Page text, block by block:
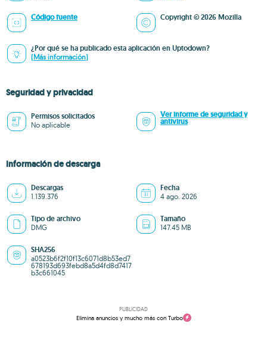
Código fuente Copyright © 2026 Mozilla
¿Por qué se ha publicado esta aplicación en Uptodown?
(Más información)
Seguridad y privacidad
Permisos solicitados
No aplicable
Ver informe de seguridad y
antivirus
Información de descarga
Descargas
1.139.376
Fecha
4 ago. 2026
Tipo de archivo
DMG
Tamaño
147.45 MB
SHA256
a0523b6f2f10f13c6071d8b53ed7
678193d693febd8a5d4fd8d7417
b3c661045
PUBLICIDAD
Elimina anuncios y mucho más con Turbo